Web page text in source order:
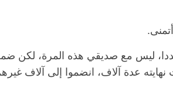
ليس مع صديقي هذه المرة، لكن
عدة آلاف، انضموا إلى آلاف